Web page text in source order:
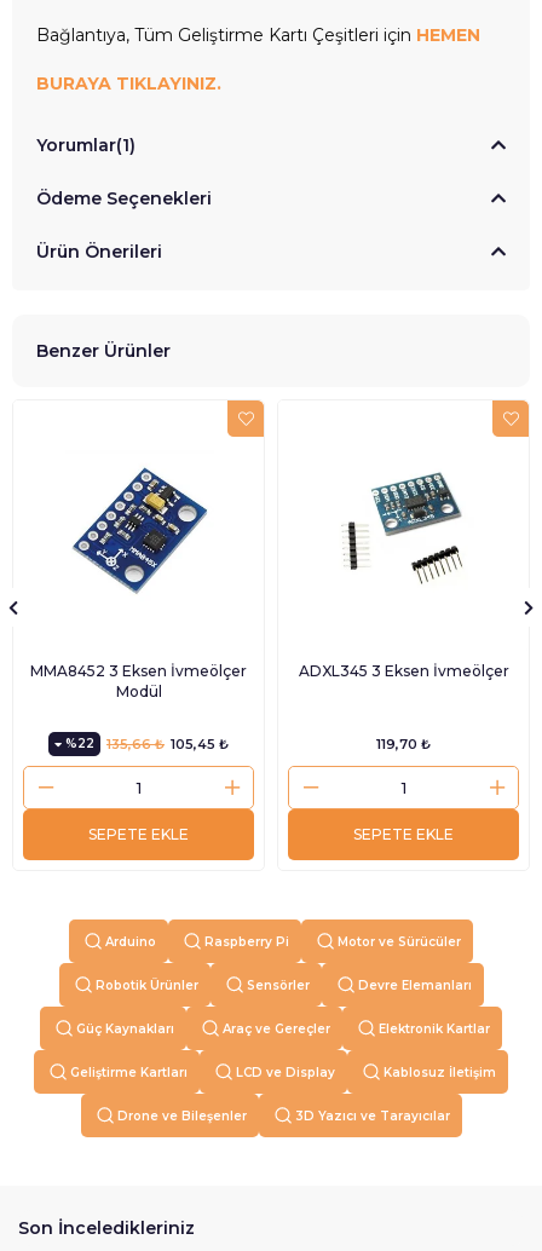
Bağlantıya, Tüm Geliştirme Kartı Çeşitleri için HEMEN
BURAYA TIKLAYINIZ.
Yorumlar(1)
Ödeme Seçenekleri
Ürün Önerileri
Benzer Ürünler
MMA8452 3 Eksen İvmeölçer
Modül
%22 105,45 ₺
135,66 ₺
SEPETE EKLE
ADXL345 3 Eksen İvmeölçer
119,70 ₺
SEPETE EKLE
Arduino Raspberry Pi Motor ve Sürücüler
Robotik Ürünler Sensörler Devre Elemanları
Güç Kaynakları Araç ve Gereçler Elektronik Kartlar
Geliştirme Kartları LCD ve Display Kablosuz İletişim
Drone ve Bileşenler 3D Yazıcı ve Tarayıcılar
Son İnceledikleriniz